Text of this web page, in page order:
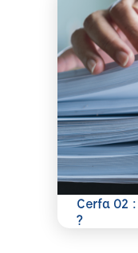
Cerfa 02
?
En savoir plus